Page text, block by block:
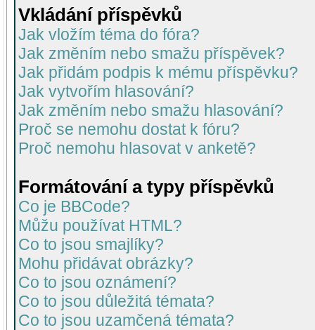
Vkládání příspěvků
Jak vložím téma do fóra?
Jak změním nebo smažu příspěvek?
Jak přidám podpis k mému příspěvku?
Jak vytvořím hlasování?
Jak změním nebo smažu hlasování?
Proč se nemohu dostat k fóru?
Proč nemohu hlasovat v anketě?
Formátování a typy příspěvků
Co je BBCode?
Můžu používat HTML?
Co to jsou smajlíky?
Mohu přidávat obrázky?
Co to jsou oznámení?
Co to jsou důležitá témata?
Co to jsou uzamčená témata?